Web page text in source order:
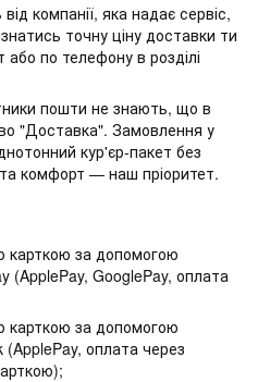
компанії, яка надає сервіс,
точну ціну доставки ти
по телефону в розділі
пошти не знають, що в
"Доставка". Замовлення у
кур'єр-пакет без
та комфорт — наш пріоритет.
карткою за допомогою
(ApplePay, GooglePay, оплата
карткою за допомогою
оплата через